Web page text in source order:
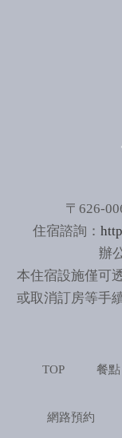
〒626-
住宿諮詢：
辦
本住宿設施僅可
或取消訂房等手
TOP 餐點
網路預約